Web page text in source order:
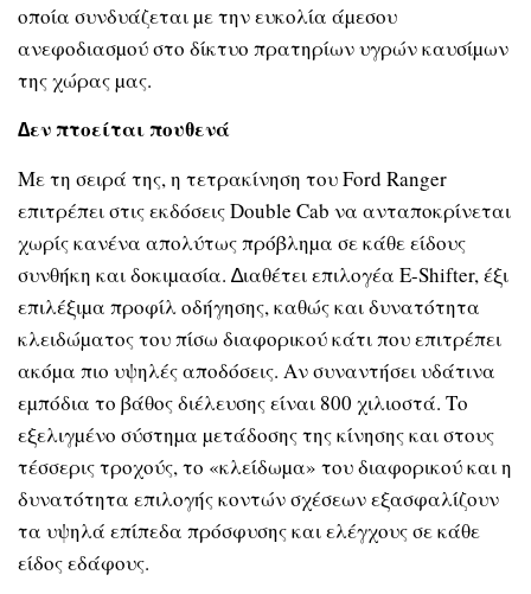
οποία συνδυάζεται µε την ευκολία άµεσου
ανεφοδιασµού στο δίκτυο πρατηρίων υγρών καυσίµων
της χώρας µας.
∆εν πτοείται πουθενά
Με τη σειρά της, η τετρακίνηση του Ford Ranger
επιτρέπει στις εκδόσεις Double Cab να ανταποκρίνεται
χωρίς κανένα απολύτως πρόβληµα σε κάθε είδους
συνθήκη και δοκιµασία. ∆ιαθέτει επιλογέα E-Shifter, έξι
επιλέξιµα προφίλ οδήγησης, καθώς και δυνατότητα
κλειδώµατος του πίσω διαφορικού κάτι που επιτρέπει
ακόµα πιο υψηλές αποδόσεις. Αν συναντήσει υδάτινα
εµπόδια το βάθος διέλευσης είναι 800 χιλιοστά. Το
εξελιγµένο σύστηµα µετάδοσης της κίνησης και στους
τέσσερις τροχούς, το «κλείδωµα» του διαφορικού και η
δυνατότητα επιλογής κοντών σχέσεων εξασφαλίζουν
τα υψηλά επίπεδα πρόσφυσης και ελέγχους σε κάθε
είδος εδάφους.